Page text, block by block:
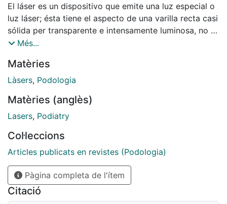
El láser es un dispositivo que emite una luz especial o
luz láser; ésta tiene el aspecto de una varilla recta casi
sólida per transparente e intensamente luminosa, no és
más que una luz pero muy distinta de la normal.
Més...
Matèries
Làsers, Podologia
Matèries (anglès)
Lasers, Podiatry
Col·leccions
Articles publicats en revistes (Podologia)
Pàgina completa de l'ítem
Citació